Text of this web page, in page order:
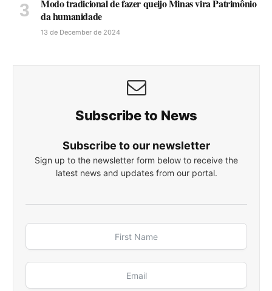
Modo tradicional de fazer queijo Minas vira Patrimônio
da humanidade
13 de December de 2024
Subscribe to News
Subscribe to our newsletter
Sign up to the newsletter form below to receive the
latest news and updates from our portal.